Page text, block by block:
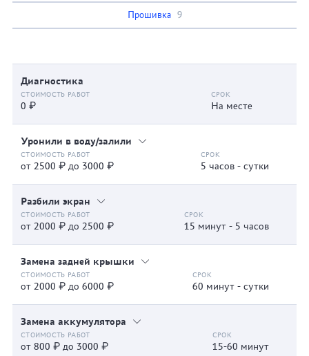
Прошивка 9
Диагностика
0 ₽ На месте
Уронили в воду/залили
от 2500 ₽ до 3000 ₽ 5 часов - сутки
Разбили экран
от 2000 ₽ до 2500 ₽ 15 минут - 5 часов
Замена задней крышки
от 2000 ₽ до 6000 ₽ 60 минут - сутки
Замена аккумулятора
от 800 ₽ до 3000 ₽ 15-60 минут